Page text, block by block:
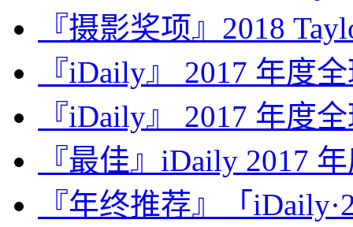
『摄影奖项』2018
『iDaily』 2017 年度
『iDaily』 2017 年度
『最佳』iDaily 2017
『年终推荐』「